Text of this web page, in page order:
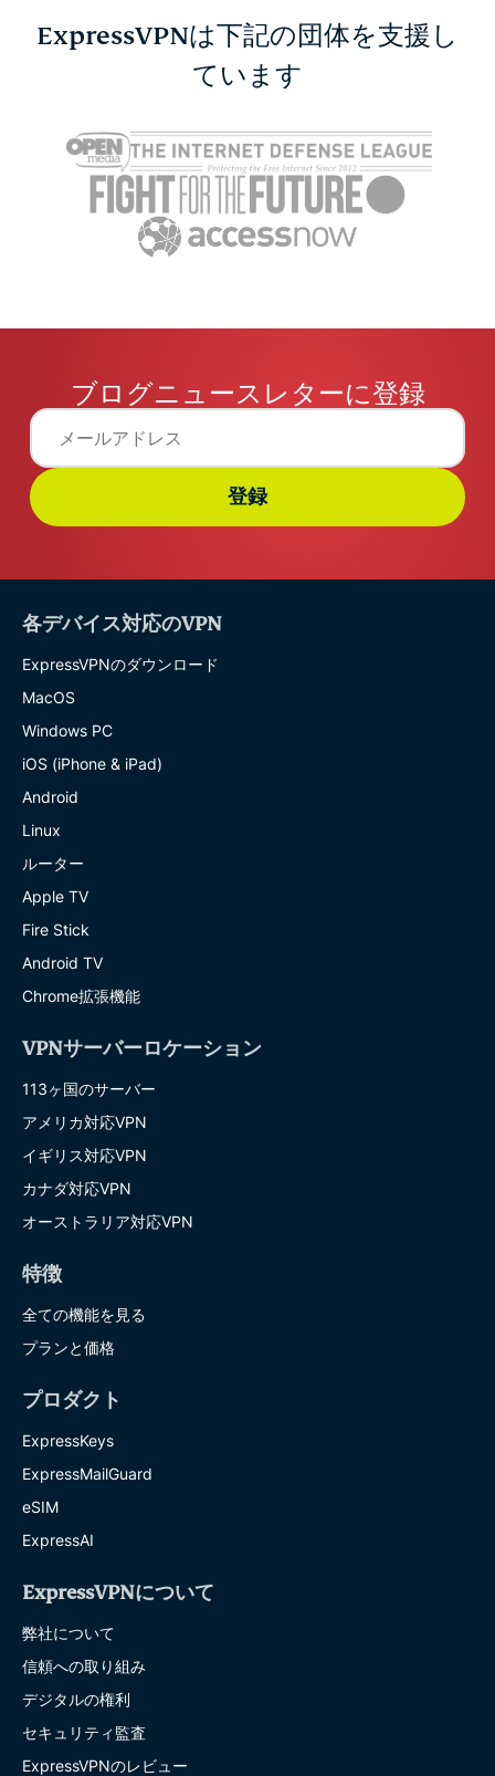
ExpressVPNは下記の団体を支援し
ています
ブログニュースレターに登録
登録
各デバイス対応のVPN
ExpressVPNのダウンロード
MacOS
Windows PC
iOS (iPhone & iPad)
Android
Linux
ルーター
Apple TV
Fire Stick
Android TV
Chrome拡張機能
VPNサーバーロケーション
113ヶ国のサーバー
アメリカ対応VPN
イギリス対応VPN
カナダ対応VPN
オーストラリア対応VPN
特徴
全ての機能を見る
プランと価格
プロダクト
ExpressKeys
ExpressMailGuard
eSIM
ExpressAI
ExpressVPNについて
弊社について
信頼への取り組み
デジタルの権利
セキュリティ監査
ExpressVPNのレビュー